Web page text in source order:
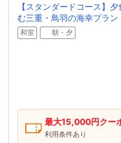
【スタンダードコース】
む三重・鳥羽の海幸プラン
和室 朝・夕
最大15,000円クー
利用条件あり